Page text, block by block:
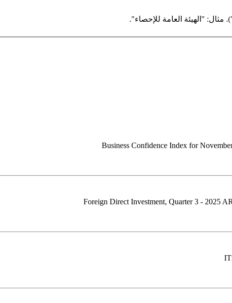
"الهيئة العامة للإحصاء".